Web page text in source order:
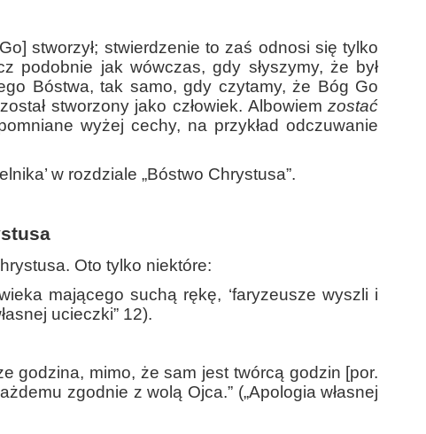
stworzył; stwierdzenie to zaś odnosi się tylko
podobnie jak wówczas, gdy słyszymy, że był
Bóstwa, tak samo, gdy czytamy, że Bóg Go
stworzony jako człowiek. Albowiemzostać
wyżej cechy, na przykład odczuwanie
w rozdziale „Bóstwo Chrystusa”.
Oto tylko niektóre:
mającego suchą rękę, ‘faryzeusze wyszli i
ucieczki” 12).
godzina, mimo, że sam jest twórcą godzin [por.
zgodnie z wolą Ojca.” („Apologia własnej